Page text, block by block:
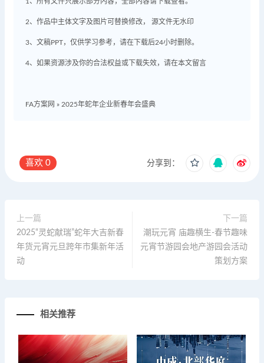
2、作品中主体文字及图片可替换修改， 源文件无水印
3、文稿PPT，仅供学习参考，请在下载后24小时删除。
4、如果资源涉及你的合法权益或下载失效，请在本文留言
FA方案网 » 2025年蛇年企业新春年会盛典
喜欢 0 分享到：
上一篇
2025“灵蛇献瑞”蛇年大吉新春
年货元宵元旦跨年市集新年活
动
下一篇
潮玩元宵 庙趣横生-春节趣味
元宵节游园会地产游园会活动
策划方案
相关推荐